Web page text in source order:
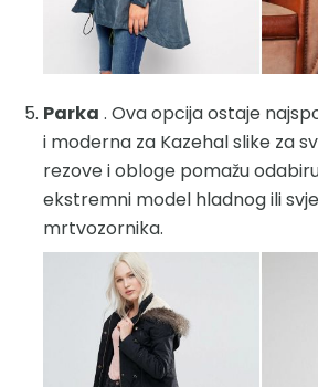
Parka . Ova opcija ostaje
i moderna za Kazehal slike za
rezove i obloge pomažu
ekstremni model hladnog ili
mrtvozornika.